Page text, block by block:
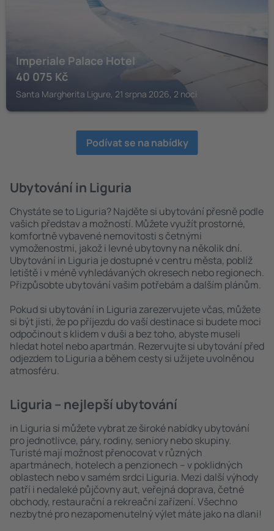
Imperiale Palace Hotel
40 075 Kč
Santa Margherita Ligure, 21 srpna 2026, 2 noci
Podívat se na nabídky
Ubytování in Liguria
Chystáte se to Liguria? Najděte si ubytování přesně podle
vašich představ a možností. Můžete využít prostorné,
komfortně vybavené nemovitosti s četnými
vymoženostmi, jakož i levné ubytovny na několik dní.
Ubytování in Liguria je dostupné v centru města, poblíž
letiště i v méně vyhledávaných okresech nebo regionech.
Přizpůsobte ubytování vašim potřebám a dalším plánům.
Pokud si ubytování in Liguria zarezervujete včas, můžete
si být jisti, že po příjezdu do vaší destinace si budete moci
odpočinout s klidem v duši a bez toho, abyste museli
hledat hotel nebo apartmán. Rezervujte si ubytování před
odjezdem to Liguria a během cesty si užijete uvolněnou
atmosféru.
Liguria – nejlepší ubytování
in Liguria si můžete vybrat ze široké nabídky ubytování
pro jednotlivce, páry, rodiny, seniory nebo skupiny.
Turisté mají možnost přenocovat v různých
apartmánech, hotelech a penzionech – v poklidných
oblastech nebo v samém srdci Liguria. Mezi další výhody
patří i nedaleké půjčovny aut, veřejná doprava, četné
obchody, restaurační a rekreační zařízení. Všechno
nezbytné pro nezapomenutelný výlet máte jako na dlani!